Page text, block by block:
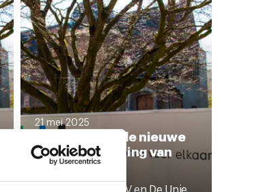
21 mei 2025
Stem nu over de nieuwe
pensioenregeling van
AZL
De vakbonden CNV en De Unie